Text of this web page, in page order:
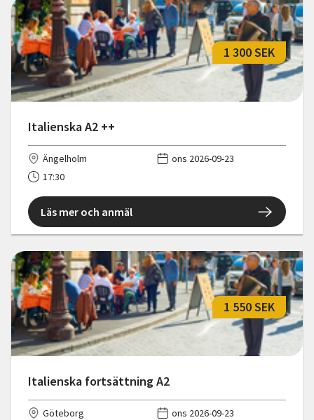
Italienska A2 ++
1 300 SEK
Ängelholm
ons 2026-09-23
17:30
Läs mer och anmäl
Italienska fortsättning A2
1 550 SEK
Göteborg ons 2026-09-23